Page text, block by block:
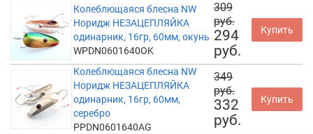
Колеблющаяся блесна NW
Норидж НЕЗАЦЕПЛЯЙКА
одинарник, 16гр, 60мм, окунь
WPDN0601640OK
309
руб.
294
руб.
Купить
Колеблющаяся блесна NW
Норидж НЕЗАЦЕПЛЯЙКА
одинарник, 16гр, 60мм,
серебро
PPDN0601640AG
349
руб.
332
руб.
Купить